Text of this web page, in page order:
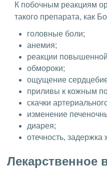
К побочным реакциям
такого препарата, как
головные боли;
анемия;
реакции повышенной
обмороки;
ощущение
приливы к кожным
скачки
изменение
диарея;
отечность, задержка
Лекарственное